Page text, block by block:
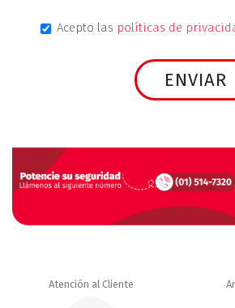
Acepto las políticas de
Atención al Cliente